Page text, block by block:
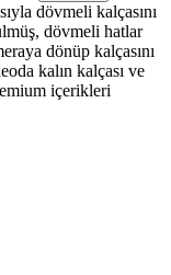
dövmeli kalçasını
dövmeli hatlar
dönüp kalçasını
kalın kalçası ve
içerikleri